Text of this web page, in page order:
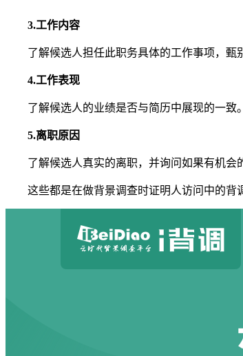
3.工作内容
了解候选人担任此职务具体的工作事项，甄
4.工作表现
了解候选人的业绩是否与简历中展现的一致
5.离职原因
了解候选人真实的离职，并询问如果有机会
这些都是在做背景调查时证明人访问中的背